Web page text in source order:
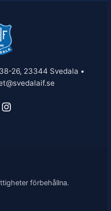
26, 23344 Svedala •
Instagram
förbehållna.